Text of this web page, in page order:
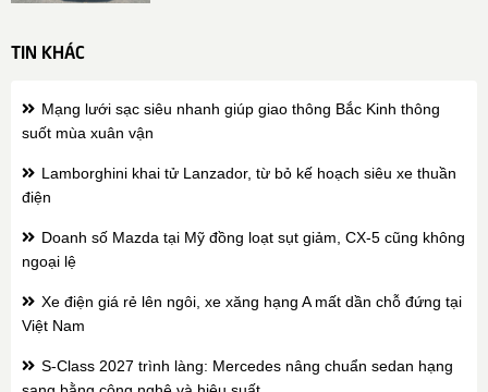
TIN KHÁC
Mạng lưới sạc siêu nhanh giúp giao thông Bắc Kinh thông
suốt mùa xuân vận
Lamborghini khai tử Lanzador, từ bỏ kế hoạch siêu xe thuần
điện
Doanh số Mazda tại Mỹ đồng loạt sụt giảm, CX-5 cũng không
ngoại lệ
Xe điện giá rẻ lên ngôi, xe xăng hạng A mất dần chỗ đứng tại
Việt Nam
S-Class 2027 trình làng: Mercedes nâng chuẩn sedan hạng